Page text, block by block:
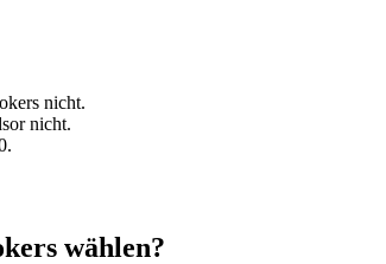
nicht.
nicht.
wählen?